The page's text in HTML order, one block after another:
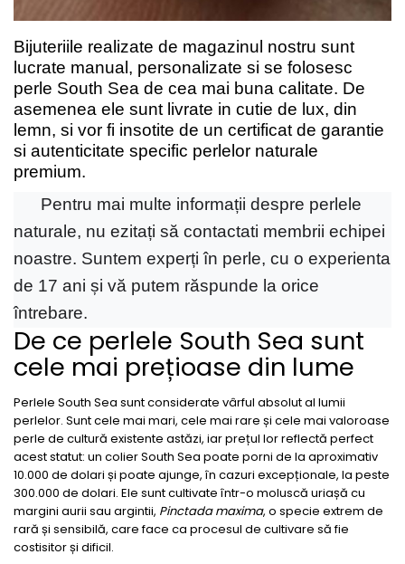
Bijuteriile realizate de magazinul nostru sunt
lucrate manual, personalizate si se folosesc
perle South Sea de cea mai buna calitate. De
asemenea ele sunt livrate in cutie de lux, din
lemn, si vor fi insotite de un certificat de garantie
si autenticitate specific perlelor naturale
premium.
Pentru mai multe informații despre perlele
naturale, nu ezitați să contactati membrii echipei
noastre. Suntem experți în perle, cu o experienta
de 17 ani și vă putem răspunde la orice
întrebare.
De ce perlele South Sea sunt
cele mai prețioase din lume
Perlele South Sea sunt considerate vârful absolut al lumii
perlelor. Sunt cele mai mari, cele mai rare și cele mai valoroase
perle de cultură existente astăzi, iar prețul lor reflectă perfect
acest statut: un colier South Sea poate porni de la aproximativ
10.000 de dolari și poate ajunge, în cazuri excepționale, la peste
300.000 de dolari. Ele sunt cultivate într-o moluscă uriașă cu
margini aurii sau argintii, Pinctada maxima, o specie extrem de
rară și sensibilă, care face ca procesul de cultivare să fie
costisitor și dificil.